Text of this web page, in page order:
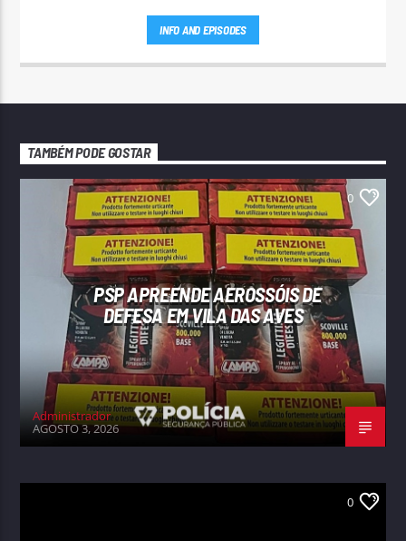
INFO AND EPISODES
TAMBÉM PODE GOSTAR
0
PSP APREENDE AEROSSÓIS DE
DEFESA EM VILA DAS AVES
Administrador
AGOSTO 3, 2026
0